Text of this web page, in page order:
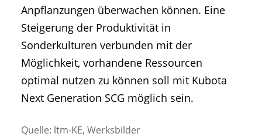
Anpflanzungen überwachen können. Eine
Steigerung der Produktivität in
Sonderkulturen verbunden mit der
Möglichkeit, vorhandene Ressourcen
optimal nutzen zu können soll mit Kubota
Next Generation SCG möglich sein.
Quelle: ltm-KE, Werksbilder